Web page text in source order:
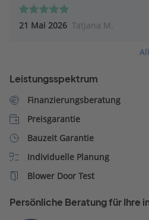
21 Mai 2026 Tatjana M.
Leistungsspektrum
Finanzierungsberatung
Preisgarantie
Bauzeit Garantie
Individuelle Planung
Blower Door Test
Persönliche Beratung für Ihre